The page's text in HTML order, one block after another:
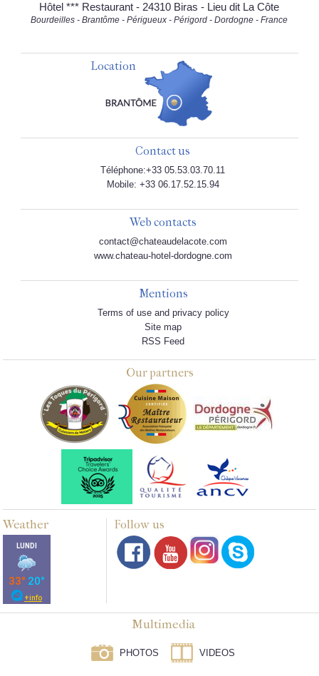
Hôtel *** Restaurant - 24310 Biras - Lieu dit La Côte
Bourdeilles - Brantôme - Périgueux - Périgord - Dordogne - France
Location
Contact us
Téléphone:+33 05.53.03.70.11
Mobile: +33 06.17.52.15.94
Web contacts
contact@chateaudelacote.com
www.chateau-hotel-dordogne.com
Mentions
Terms of use and privacy policy
Site map
RSS Feed
Our partners
Weather Follow us
Multimedia
PHOTOS VIDEOS